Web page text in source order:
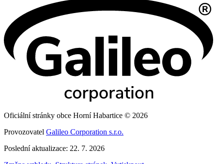
Oficiální stránky obce Horní Habartice © 2026
Provozovatel Galileo Corporation s.r.o.
Poslední aktualizace: 22. 7. 2026